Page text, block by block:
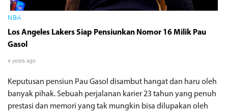
NBA
Los Angeles Lakers Siap Pensiunkan Nomor 16 Milik Pau
Gasol
4 years ago
Keputusan pensiun Pau Gasol disambut hangat dan haru oleh
banyak pihak. Sebuah perjalanan karier 23 tahun yang penuh
prestasi dan memori yang tak mungkin bisa dilupakan oleh